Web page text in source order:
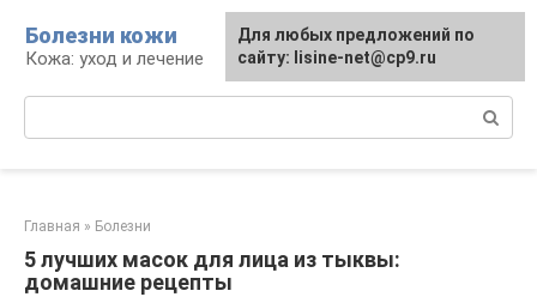
контенту
Болезни кожи
Кожа: уход и лечение
Главная » Болезни
5 лучших масок для лица из тыквы:
домашние рецепты
Для любых предложений по
сайту: lisine-net@cp9.ru